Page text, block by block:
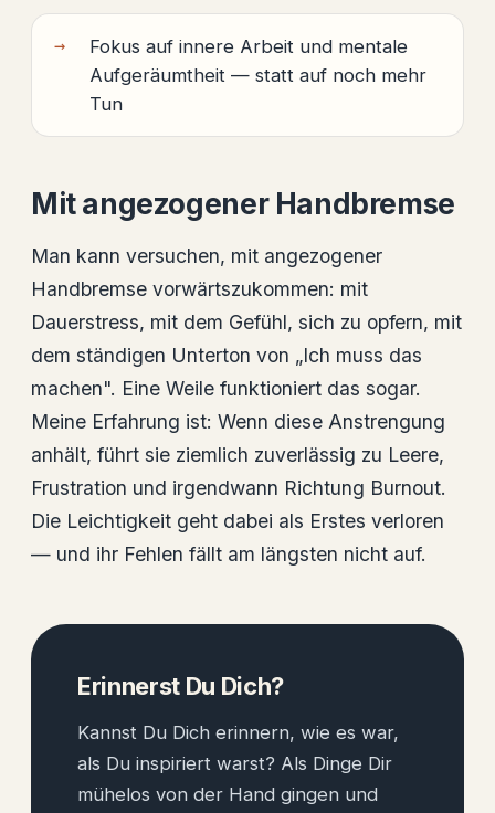
Fokus auf innere Arbeit und mentale
Aufgeräumtheit — statt auf noch mehr
Tun
Mit angezogener Handbremse
Man kann versuchen, mit angezogener
Handbremse vorwärtszukommen: mit
Dauerstress, mit dem Gefühl, sich zu opfern, mit
dem ständigen Unterton von „Ich muss das
machen". Eine Weile funktioniert das sogar.
Meine Erfahrung ist: Wenn diese Anstrengung
anhält, führt sie ziemlich zuverlässig zu Leere,
Frustration und irgendwann Richtung Burnout.
Die Leichtigkeit geht dabei als Erstes verloren
— und ihr Fehlen fällt am längsten nicht auf.
Erinnerst Du Dich?
Kannst Du Dich erinnern, wie es war,
als Du inspiriert warst? Als Dinge Dir
mühelos von der Hand gingen und